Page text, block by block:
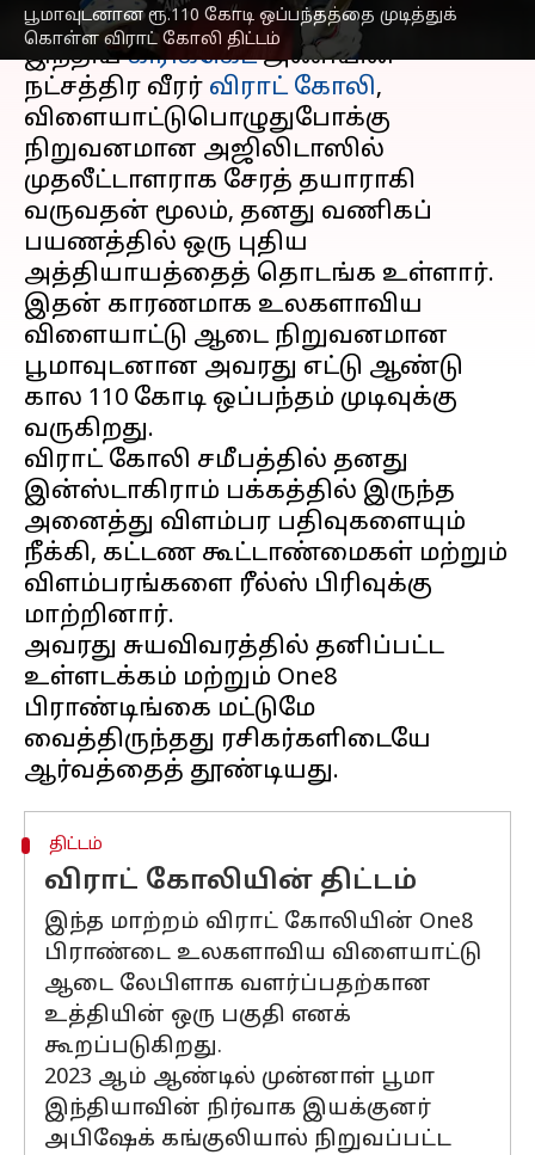
பூமாவுடனான ரூ.110 கோடி ஒப்பந்தத்தை முடித்துக்
கொள்ள விராட் கோலி திட்டம்
செய்தி முன்னோட்டம்
இந்தியகிரிக்கெட்அணியின்
நட்சத்திர வீரர் விராட் கோலி,
விளையாட்டுபொழுதுபோக்கு
நிறுவனமான அஜிலிடாஸில்
முதலீட்டாளராக சேரத் தயாராகி
வருவதன் மூலம், ​​தனது வணிகப்
பயணத்தில் ஒரு புதிய
அத்தியாயத்தைத் தொடங்க உள்ளார்.
இதன் காரணமாக உலகளாவிய
விளையாட்டு ஆடை நிறுவனமான
பூமாவுடனான அவரது எட்டு ஆண்டு
கால ₹110 கோடி ஒப்பந்தம் முடிவுக்கு
வருகிறது.
விராட் கோலி சமீபத்தில் தனது
இன்ஸ்டாகிராம் பக்கத்தில் இருந்த
அனைத்து விளம்பர பதிவுகளையும்
நீக்கி, கட்டண கூட்டாண்மைகள் மற்றும்
விளம்பரங்களை ரீல்ஸ் பிரிவுக்கு
மாற்றினார்.
அவரது சுயவிவரத்தில் தனிப்பட்ட
உள்ளடக்கம் மற்றும் One8
பிராண்டிங்கை மட்டுமே
வைத்திருந்தது ரசிகர்களிடையே
திட்டம்
விராட் கோலியின் திட்டம்
இந்த மாற்றம் விராட் கோலியின் One8
பிராண்டை உலகளாவிய விளையாட்டு
ஆடை லேபிளாக வளர்ப்பதற்கான
உத்தியின் ஒரு பகுதி எனக்
கூறப்படுகிறது.
2023 ஆம் ஆண்டில் முன்னாள் பூமா
இந்தியாவின் நிர்வாக இயக்குனர்
அபிஷேக் கங்குலியால் நிறுவப்பட்ட